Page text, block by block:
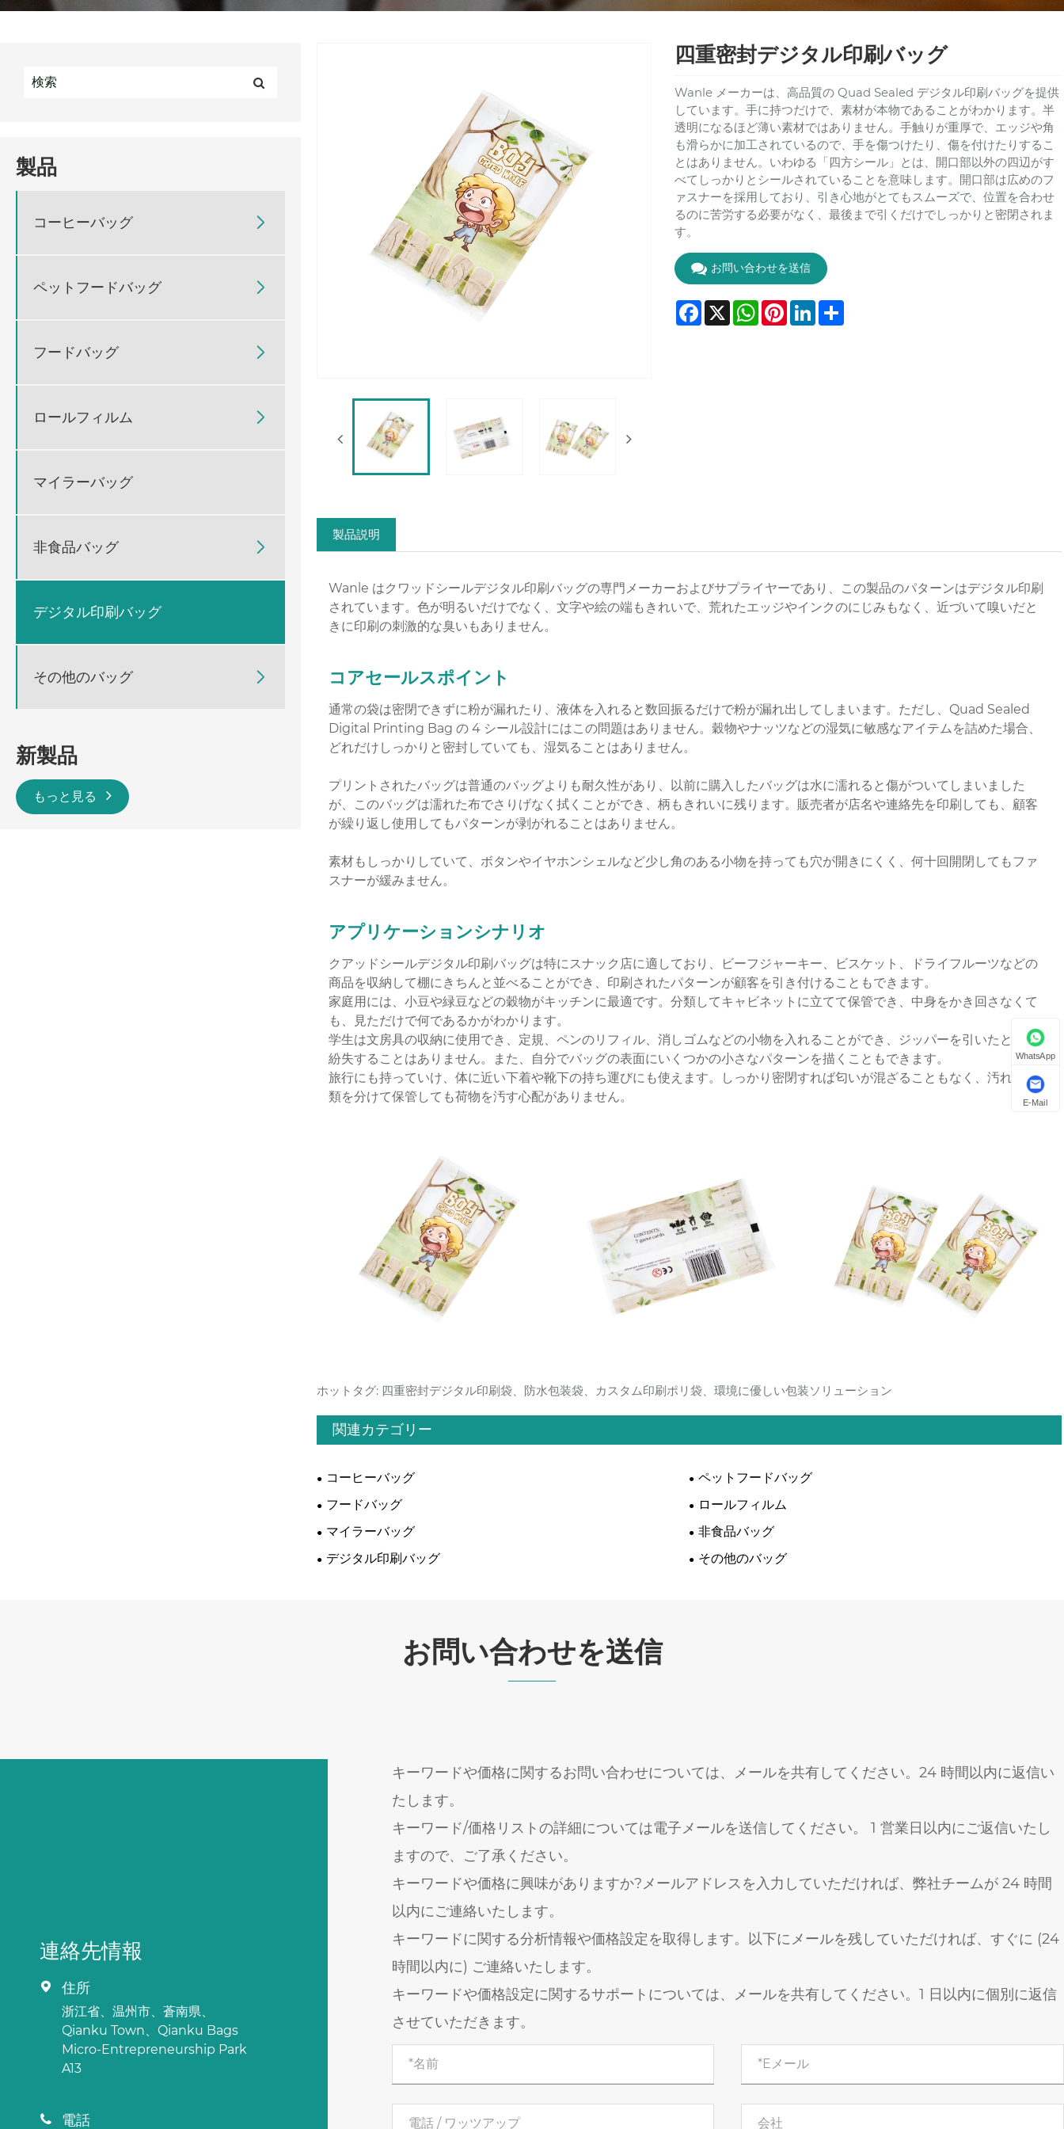
製品
コーヒーバッグ 
ペットフードバッグ 
フードバッグ 
ロールフィルム 
マイラーバッグ
非食品バッグ 
デジタル印刷バッグ
その他のバッグ 
新製品
もっと見る
四重密封デジタル印刷バッグ
Wanle メーカーは、高品質の Quad Sealed デジタル印刷バッグを提供
しています。手に持つだけで、素材が本物であることがわかります。半
透明になるほど薄い素材ではありません。手触りが重厚で、エッジや角
も滑らかに加工されているので、手を傷つけたり、傷を付けたりするこ
とはありません。いわゆる「四方シール」とは、開口部以外の四辺がす
べてしっかりとシールされていることを意味します。開口部は広めのフ
ァスナーを採用しており、引き心地がとてもスムーズで、位置を合わせ
るのに苦労する必要がなく、最後まで引くだけでしっかりと密閉されま
す。
お問い合わせを送信
Facebook
X WhatsApp
PinterestLinkedIn
Share
製品説明
Wanle はクワッドシールデジタル印刷バッグの専門メーカーおよびサプライヤーであり、この製品のパターンはデジタル印刷
されています。色が明るいだけでなく、文字や絵の端もきれいで、荒れたエッジやインクのにじみもなく、近づいて嗅いだと
きに印刷の刺激的な臭いもありません。
コアセールスポイント
通常の袋は密閉できずに粉が漏れたり、液体を入れると数回振るだけで粉が漏れ出してしまいます。ただし、Quad Sealed
Digital Printing Bag の 4 シール設計にはこの問題はありません。穀物やナッツなどの湿気に敏感なアイテムを詰めた場合、
どれだけしっかりと密封していても、湿気ることはありません。
プリントされたバッグは普通のバッグよりも耐久性があり、以前に購入したバッグは水に濡れると傷がついてしまいました
が、このバッグは濡れた布でさりげなく拭くことができ、柄もきれいに残ります。販売者が店名や連絡先を印刷しても、顧客
が繰り返し使用してもパターンが剥がれることはありません。
素材もしっかりしていて、ボタンやイヤホンシェルなど少し角のある小物を持っても穴が開きにくく、何十回開閉してもファ
スナーが緩みません。
アプリケーションシナリオ
クアッドシールデジタル印刷バッグは特にスナック店に適しており、ビーフジャーキー、ビスケット、ドライフルーツなどの
商品を収納して棚にきちんと並べることができ、印刷されたパターンが顧客を引き付けることもできます。
家庭用には、小豆や緑豆などの穀物がキッチンに最適です。分類してキャビネットに立てて保管でき、中身をかき回さなくて
も、見ただけで何であるかがわかります。
学生は文房具の収納に使用でき、定規、ペンのリフィル、消しゴムなどの小物を入れることができ、ジッパーを引いたときに
紛失することはありません。また、自分でバッグの表面にいくつかの小さなパターンを描くこともできます。
旅行にも持っていけ、体に近い下着や靴下の持ち運びにも使えます。しっかり密閉すれば匂いが混ざることもなく、汚れた衣
類を分けて保管しても荷物を汚す心配がありません。
ホットタグ: 四重密封デジタル印刷袋、防水包装袋、カスタム印刷ポリ袋、環境に優しい包装ソリューション
関連カテゴリー
コーヒーバッグ
ペットフードバッグ
フードバッグ
ロールフィルム
マイラーバッグ
非食品バッグ
デジタル印刷バッグ
その他のバッグ
お問い合わせを送信
連絡先情報
 住所
浙江省、温州市、蒼南県、
Qianku Town、Qianku Bags
Micro-Entrepreneurship Park
A13
 電話
キーワードや価格に関するお問い合わせについては、メールを共有してください。24 時間以内に返信い
たします。
キーワード/価格リストの詳細については電子メールを送信してください。 1 営業日以内にご返信いたし
ますので、ご了承ください。
キーワードや価格に興味がありますか?メールアドレスを入力していただければ、弊社チームが 24 時間
以内にご連絡いたします。
キーワードに関する分析情報や価格設定を取得します。以下にメールを残していただければ、すぐに (24
時間以内に) ご連絡いたします。
キーワードや価格設定に関するサポートについては、メールを共有してください。1 日以内に個別に返信
させていただきます。
WhatsApp
E-Mail